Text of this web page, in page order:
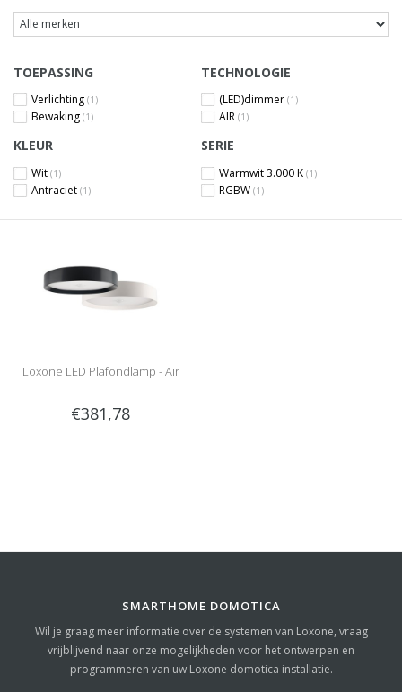
TOEPASSING
Verlichting (1)
Bewaking (1)
TECHNOLOGIE
(LED)dimmer (1)
AIR (1)
KLEUR
Wit (1)
Antraciet (1)
SERIE
Warmwit 3.000 K (1)
RGBW (1)
Loxone LED Plafondlamp - Air
€381,78
SMARTHOME DOMOTICA
Wil je graag meer informatie over de systemen van Loxone, vraag
vrijblijvend naar onze mogelijkheden voor het ontwerpen en
programmeren van uw Loxone domotica installatie.